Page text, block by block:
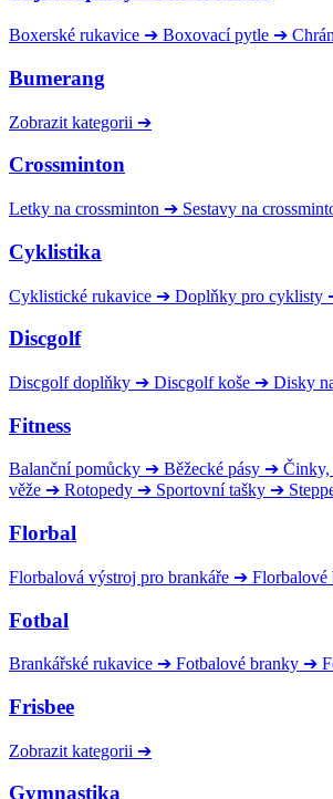
Boxerské rukavice ➔ Boxovací pytle ➔
Bumerang
Zobrazit kategorii ➔
Crossminton
Letky na crossminton ➔ Sestavy na
Cyklistika
Cyklistické rukavice ➔ Doplňky pro cyklisty
Discgolf
Discgolf doplňky ➔ Discgolf koše ➔ Disky
Fitness
Balanční pomůcky ➔ Běžecké pásy ➔ Činky,
věže ➔ Rotopedy ➔ Sportovní tašky ➔
Florbal
Florbalová výstroj pro brankáře ➔ Florbalové
Fotbal
Brankářské rukavice ➔ Fotbalové branky ➔
Frisbee
Zobrazit kategorii ➔
Gymnastika